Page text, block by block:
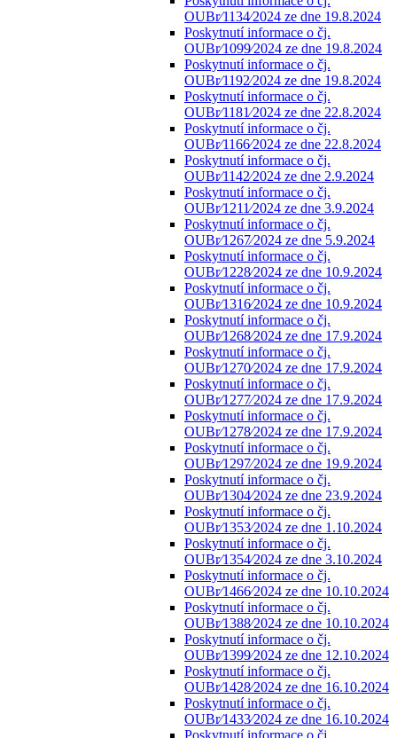
OUBr⁄1134⁄2024 ze dne 19.8.2024
Poskytnutí informace o čj.
OUBr⁄1099⁄2024 ze dne 19.8.2024
Poskytnutí informace o čj.
OUBr⁄1192⁄2024 ze dne 19.8.2024
Poskytnutí informace o čj.
OUBr⁄1181⁄2024 ze dne 22.8.2024
Poskytnutí informace o čj.
OUBr⁄1166⁄2024 ze dne 22.8.2024
Poskytnutí informace o čj.
OUBr⁄1142⁄2024 ze dne 2.9.2024
Poskytnutí informace o čj.
OUBr⁄1211⁄2024 ze dne 3.9.2024
Poskytnutí informace o čj.
OUBr⁄1267⁄2024 ze dne 5.9.2024
Poskytnutí informace o čj.
OUBr⁄1228⁄2024 ze dne 10.9.2024
Poskytnutí informace o čj.
OUBr⁄1316⁄2024 ze dne 10.9.2024
Poskytnutí informace o čj.
OUBr⁄1268⁄2024 ze dne 17.9.2024
Poskytnutí informace o čj.
OUBr⁄1270⁄2024 ze dne 17.9.2024
Poskytnutí informace o čj.
OUBr⁄1277⁄2024 ze dne 17.9.2024
Poskytnutí informace o čj.
OUBr⁄1278⁄2024 ze dne 17.9.2024
Poskytnutí informace o čj.
OUBr⁄1297⁄2024 ze dne 19.9.2024
Poskytnutí informace o čj.
OUBr⁄1304⁄2024 ze dne 23.9.2024
Poskytnutí informace o čj.
OUBr⁄1353⁄2024 ze dne 1.10.2024
Poskytnutí informace o čj.
OUBr⁄1354⁄2024 ze dne 3.10.2024
Poskytnutí informace o čj.
OUBr⁄1466⁄2024 ze dne 10.10.2024
Poskytnutí informace o čj.
OUBr⁄1388⁄2024 ze dne 10.10.2024
Poskytnutí informace o čj.
OUBr⁄1399⁄2024 ze dne 12.10.2024
Poskytnutí informace o čj.
OUBr⁄1428⁄2024 ze dne 16.10.2024
Poskytnutí informace o čj.
OUBr⁄1433⁄2024 ze dne 16.10.2024
Poskytnutí informace o čj.